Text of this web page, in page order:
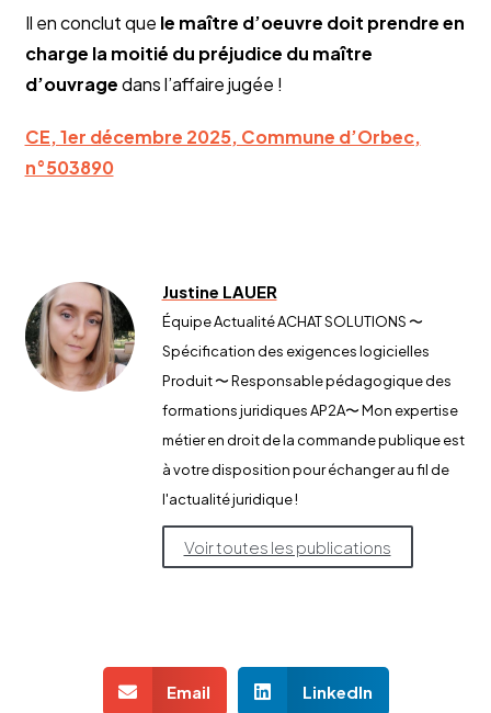
Il en conclut que le maître d’oeuvre doit prendre en
charge la moitié du préjudice du maître
d’ouvragedans l’affaire jugée !
CE, 1er décembre 2025, Commune d’Orbec,
n°503890
Justine LAUER
Équipe Actualité ACHAT SOLUTIONS 〜
Spécification des exigences logicielles
Produit 〜 Responsable pédagogique des
formations juridiques AP2A​〜 Mon expertise
métier en droit de la commande publique est
à votre disposition pour échanger au fil de
l'actualité juridique !
Voir toutes les publications
Email LinkedIn